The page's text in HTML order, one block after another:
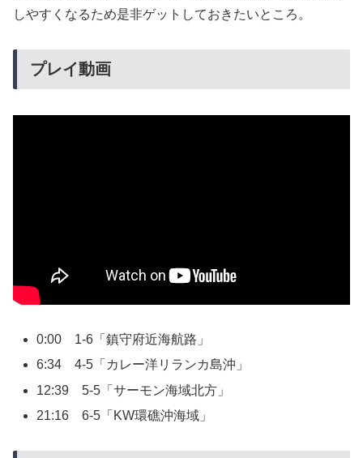
しやすくなるため是非ゲットしておきたいところ。
プレイ動画
0:00 1-6「鎮守府近海航路」
6:34 4-5「カレー洋リランカ島沖」
12:39 5-5「サーモン海域北方」
21:16 6-5「KW環礁沖海域」